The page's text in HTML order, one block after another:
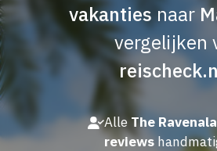
vakanties naar
vergelijken
Alle The
reviews